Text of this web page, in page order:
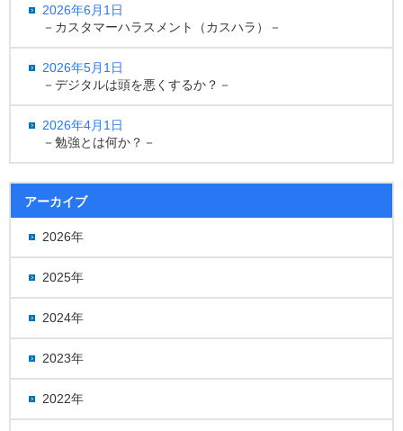
2026年6月1日
－カスタマーハラスメント（カスハラ）－
2026年5月1日
－デジタルは頭を悪くするか？－
2026年4月1日
－勉強とは何か？－
アーカイブ
2026年
2025年
2024年
2023年
2022年